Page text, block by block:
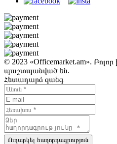
© 2023 «Officemarket.am». Բոլոր
պաշտպանված են.
Հետադարձ զանգ
Ուղարկել հաղորդագրություն